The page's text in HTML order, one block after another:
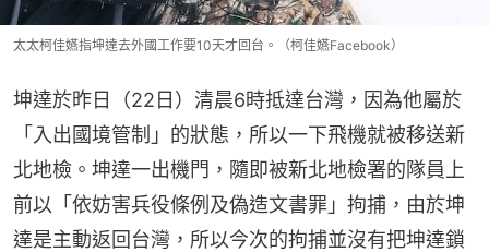
太太柯佳嬿指坤達去外國工作要10天才回台。（柯佳嬿Facebook）
坤達於昨日（22日）清晨6時抵達台灣，因為他屬於
「入出國境管制」的狀態，所以一下飛機就被移送新
北地檢。坤達一出機門，隨即被新北地檢署的隊員上
前以「依妨害兵役條例及偽造文書罪」拘捕，由於坤
達是主動返回台灣，所以今次的拘捕並沒有把坤達鎖